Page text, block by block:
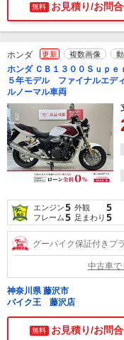
無料 お見積り/お問
ホンダ 更新 複数画像
ホンダ ＣＢ１３００Ｓｕ
５年モデル ファイナルエ
ルノーマル車両
エンジン5 外観 5
フレーム5 足まわり 5
グーバイク保証付きプ
中古車で
神奈川県 藤沢市
バイク王 藤沢店
無料 お見積り/お問